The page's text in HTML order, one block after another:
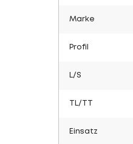
Marke
Profil
L/S
TL/TT
Einsatz